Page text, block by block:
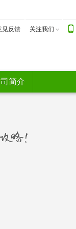
见反馈 关注我们
简介